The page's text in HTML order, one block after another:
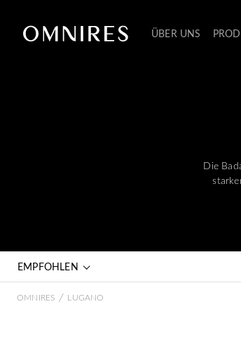
ÜBER UNS
Die
EMPFOHLEN
OMNIRES / LUGANO